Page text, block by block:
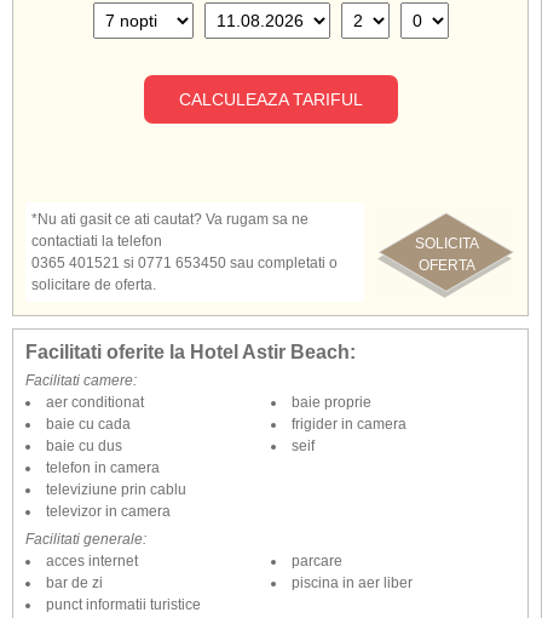
CALCULEAZA TARIFUL
SOLICITA
OFERTA
*Nu ati gasit ce ati cautat? Va rugam sa ne
contactiati la telefon
0365 401521 si 0771 653450 sau completati o
solicitare de oferta.
Facilitati oferite la Hotel Astir Beach:
Facilitati camere:
aer conditionat
baie cu cada
baie cu dus
baie proprie
frigider in camera
seif
telefon in camera
televiziune prin cablu
televizor in camera
Facilitati generale:
acces internet
bar de zi
parcare
piscina in aer liber
punct informatii turistice